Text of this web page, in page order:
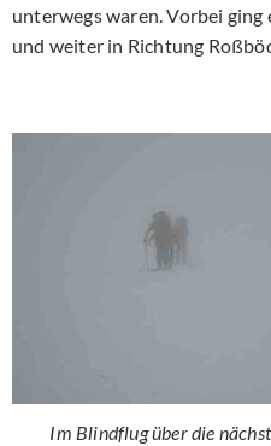
unterwegs waren. Vorbei
und weiter in Richtung
Im Blindflug über die